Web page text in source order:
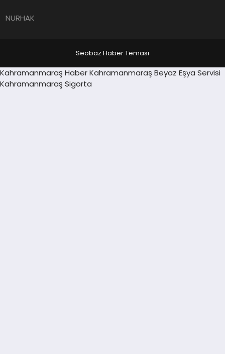
NURHAK
Seobaz Haber Teması
Sancaktepe
escort
Kahramanmaraş HaberKahramanmaraş Beyaz Eşya Servisi
Kahramanmaraş Sigorta
grandpashabet